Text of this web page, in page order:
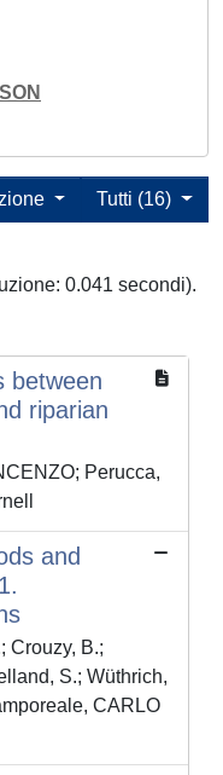
Tutti (16)
0.041 secondi).
between
riparian
Perucca,
and
Crouzy, B.;
S.; Wüthrich,
CARLO